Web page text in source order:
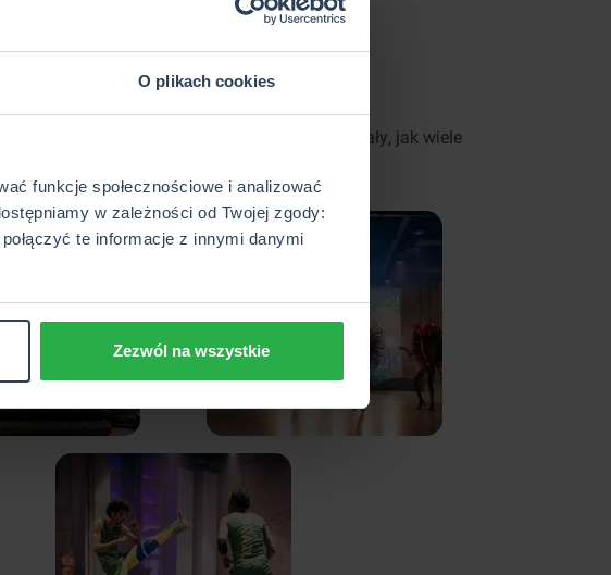
O plikach cookies
funkcje społecznościowe i analizować
w zależności od Twojej zgody:
te informacje z innymi danymi
Zezwól na wszystkie
ubezpieczeń. Chwile spędzone razem pokazały, jak wiele
za siebie.